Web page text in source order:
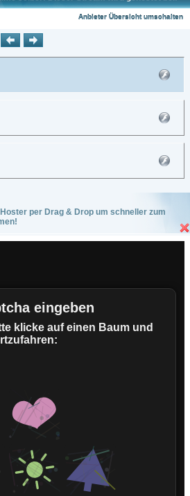
Anbieter Übersicht umschalten
per Drag & Drop um schneller zum